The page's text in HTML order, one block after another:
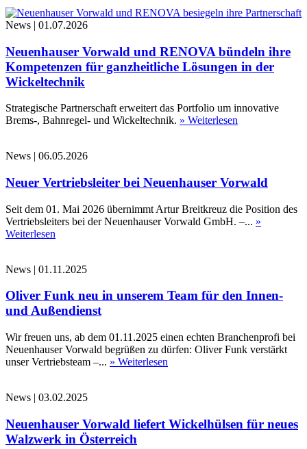
News | 01.07.2026
Neuenhauser Vorwald und RENOVA bündeln ihre
Kompetenzen für ganzheitliche Lösungen in der
Wickeltechnik
Strategische Partnerschaft erweitert das Portfolio um innovative
Brems-, Bahnregel- und Wickeltechnik. » Weiterlesen
News | 06.05.2026
Neuer Vertriebsleiter bei Neuenhauser Vorwald
Seit dem 01. Mai 2026 übernimmt Artur Breitkreuz die Position des
Vertriebsleiters bei der Neuenhauser Vorwald GmbH. –... »
Weiterlesen
News | 01.11.2025
Oliver Funk neu in unserem Team für den Innen-
und Außendienst
Wir freuen uns, ab dem 01.11.2025 einen echten Branchenprofi bei
Neuenhauser Vorwald begrüßen zu dürfen: Oliver Funk verstärkt
unser Vertriebsteam –... » Weiterlesen
News | 03.02.2025
Neuenhauser Vorwald liefert Wickelhülsen für neues
Walzwerk in Österreich